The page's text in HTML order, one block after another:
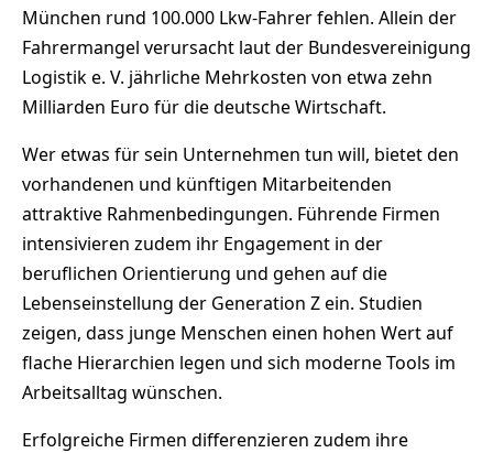
München rund 100.000 Lkw-Fahrer fehlen. Allein der
Fahrermangel verursacht laut der Bundesvereinigung
Logistik e. V. jährliche Mehrkosten von etwa zehn
Milliarden Euro für die deutsche Wirtschaft.
Wer etwas für sein Unternehmen tun will, bietet den
vorhandenen und künftigen Mitarbeitenden
attraktive Rahmenbedingungen. Führende Firmen
intensivieren zudem ihr Engagement in der
beruflichen Orientierung und gehen auf die
Lebenseinstellung der Generation Z ein. Studien
zeigen, dass junge Menschen einen hohen Wert auf
flache Hierarchien legen und sich moderne Tools im
Arbeitsalltag wünschen.
Erfolgreiche Firmen differenzieren zudem ihre